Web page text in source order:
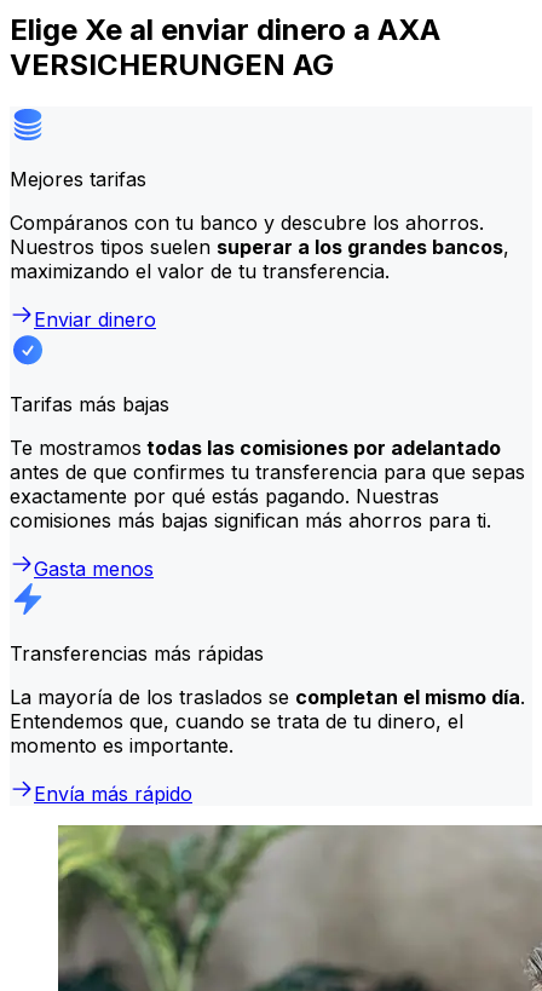
Elige Xe al enviar dinero a AXA
VERSICHERUNGEN AG
Mejores tarifas
Compáranos con tu banco y descubre los ahorros.
Nuestros tipos suelen superar a los grandes bancos,
maximizando el valor de tu transferencia.
Enviar dinero
Tarifas más bajas
Te mostramos todas las comisiones por adelantado
antes de que confirmes tu transferencia para que sepas
exactamente por qué estás pagando. Nuestras
comisiones más bajas significan más ahorros para ti.
Gasta menos
Transferencias más rápidas
La mayoría de los traslados se completan el mismo día.
Entendemos que, cuando se trata de tu dinero, el
momento es importante.
Envía más rápido